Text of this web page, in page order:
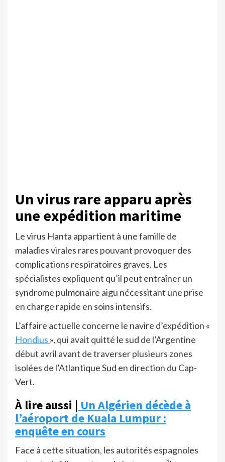
Un virus rare apparu après
une expédition maritime
Le virus Hanta appartient à une famille de
maladies virales rares pouvant provoquer des
complications respiratoires graves. Les
spécialistes expliquent qu’il peut entraîner un
syndrome pulmonaire aigu nécessitant une prise
en charge rapide en soins intensifs.
L’affaire actuelle concerne le navire d’expédition «
Hondius », qui avait quitté le sud de l’Argentine
début avril avant de traverser plusieurs zones
isolées de l’Atlantique Sud en direction du Cap-
Vert.
À lire aussi | Un Algérien décède à
l’aéroport de Kuala Lumpur :
enquête en cours
Face à cette situation, les autorités espagnoles